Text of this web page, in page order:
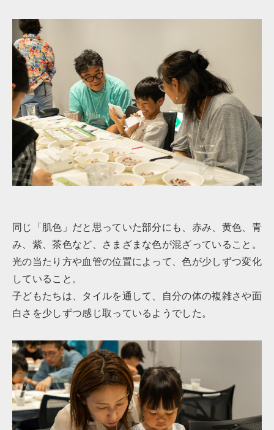
同じ「肌色」だと思っていた部分にも、赤み、黄色、青
み、紫、茶色など、さまざまな色が混ざっていること。
光の当たり方や血管の位置によって、色が少しずつ変化
していること。
子どもたちは、タイルを通して、自分の体の複雑さや面
白さを少しずつ感じ取っているようでした。